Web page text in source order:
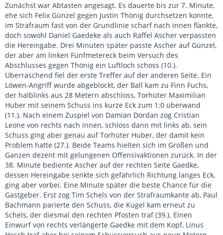
Zunächst war Abtasten angesagt. Es dauerte bis zur 7. Minute,
ehe sich Felix Günzel gegen Justin Thönig durchsetzen konnte,
im Strafraum fast von der Grundlinie scharf nach innen flankte,
doch sowohl Daniel Gaedeke als auch Raffel Ascher verpassten
die Hereingabe. Drei Minuten später passte Ascher auf Günzel,
der aber am linken Fünfmetereck beim Versuch des
Abschlusses gegen Thönig ein Luftloch schoss (10.).
Überraschend fiel der erste Treffer auf der anderen Seite. Ein
Löwen-Angriff wurde abgeblockt, der Ball kam zu Finn Fuchs,
der halblinks aus 28 Metern abschloss, Torhüter Maximilian
Huber mit seinem Schuss ins kurze Eck zum 1:0 überwand
(11.). Nach einem Zuspiel von Damian Dordan zog Cristian
Leone von rechts nach innen, schloss dann mit links ab, sein
Schuss ging aber genau auf Torhüter Huber, der damit kein
Problem hatte (27.). Beide Teams hielten sich im Großen und
Ganzen dezent mit gelungenen Offensivaktionen zurück. In der
38. Minute bediente Ascher auf der rechten Seite Gaedke,
dessen Hereingabe senkte sich gefährlich Richtung langes Eck,
ging aber vorbei. Eine Minute später die beste Chance für die
Gastgeber. Erst zog Tim Schels von der Strafraumkante ab, Paul
Bachmann parierte den Schuss, die Kugel kam erneut zu
Schels, der diesmal den rechten Pfosten traf (39.). Einen
Einwurf von rechts verlängerte Gaedke mit dem Kopf, Linus